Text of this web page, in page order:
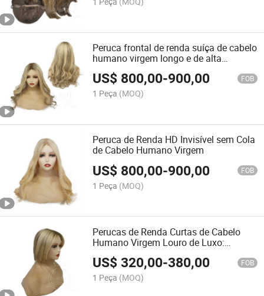
Peruca frontal de renda suíça de cabelo
humano virgem longo e de alta
qualidade e respirável
US$ 800,00-900,00 FOB
1 Peça (MOQ)
Peruca de Renda HD Invisível sem Cola
de Cabelo Humano Virgem
US$ 800,00-900,00 FOB
1 Peça (MOQ)
Perucas de Renda Curtas de Cabelo
Humano Virgem Louro de Luxo:
Transformação Instantânea do Cabelo
US$320,00-380,00 FOB
1 Peça (MOQ)